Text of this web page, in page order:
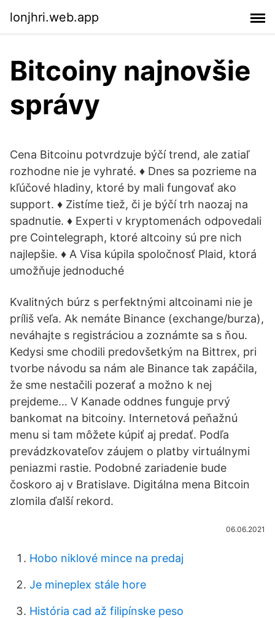
lonjhri.web.app
Bitcoiny najnovšie
správy
Cena Bitcoinu potvrdzuje býčí trend, ale zatiaľ
rozhodne nie je vyhraté. ♦ Dnes sa pozrieme na
kľúčové hladiny, ktoré by mali fungovať ako
support. ♦ Zistíme tiež, či je býčí trh naozaj na
spadnutie. ♦ Experti v kryptomenách odpovedali
pre Cointelegraph, ktoré altcoiny sú pre nich
najlepšie. ♦ A Visa kúpila spoločnosť Plaid, ktorá
umožňuje jednoduché
Kvalitných búrz s perfektnými altcoinami nie je
príliš veľa. Ak nemáte Binance (exchange/burza),
neváhajte s registráciou a zoznámte sa s ňou.
Kedysi sme chodili predovšetkým na Bittrex, pri
tvorbe návodu sa nám ale Binance tak zapáčila,
že sme nestačili pozerať a možno k nej
prejdeme… V Kanade oddnes funguje prvý
bankomat na bitcoiny. Internetová peňažnú
menu si tam môžete kúpiť aj predať. Podľa
prevádzkovateľov záujem o platby virtuálnymi
peniazmi rastie. Podobné zariadenie bude
čoskoro aj v Bratislave. Digitálna mena Bitcoin
zlomila ďalší rekord.
06.06.2021
Hobo niklové mince na predaj
Je mineplex stále hore
História cad až filipínske peso